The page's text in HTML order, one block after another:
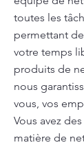
toutes les
permettant
votre temps
produits de
nous
vous, vos
Vous avez
matière de